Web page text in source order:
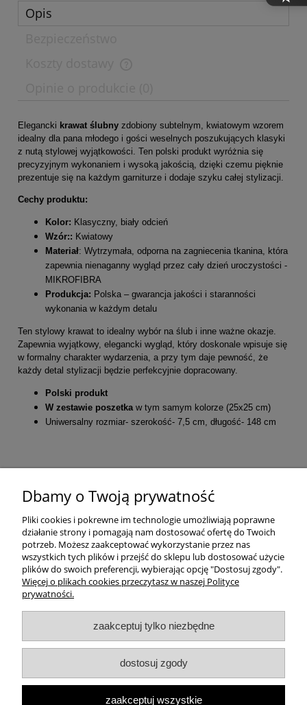
Opis
Elegancki krawat ślubny zdobiony subtelnym, kwiatowym wzorem
idealny dla pana młodego i gości weselnych poszukujących klasyki
z nutą stylowej wyjątkowości. Ten polski produkt wyróżnia się
precyzyjnym wykonaniem i wysoką jakością, dzięki czemu pięknie
prezentuje się na każdym garniturze i dodaje szyku całej stylizacji.
Cechy produktu:
Kolor: Klasyczny, biały odcień
Wzór:: Kwiatowy
Materiał: Wytrzymała, odporna na zagniecenia tkanina, która
zapewnia nienaganny wygląd przez cały dzień uroczystości -
MIKROFIBRA
Produkcja: Polska – gwarancja jakości i staranności
wykonania w każdym detalu
Ten stylowy krawat to idealny wybór na ślub i inne ważne okazje.
Zapewnia wyjątkowy, elegancki wygląd, który doskonale wpisuje się
w formalny charakter wydarzenia, a przy tym daje pewność, że
każdy detal stylizacji będzie perfekcyjnie dopracowany.
Polski produkt
W zestawie poszetka w tym samym kolorze (25x25 cm)
Uniwersalny rozmiar- szerokość- 7,5 cm, długość- 148 cm
Pomoc
Moje konto
Płatności i dostawa
Dbamy o Twoją prywatność
Pliki cookies i pokrewne im technologie umożliwiają poprawne
działanie strony i pomagają nam dostosować ofertę do Twoich
potrzeb. Możesz zaakceptować wykorzystanie przez nas
wszystkich tych plików i przejść do sklepu lub dostosować użycie
plików do swoich preferencji, wybierając opcję "Dostosuj zgody".
Więcej o plikach cookies przeczytasz w naszej Polityce
prywatności.
zaakceptuj tylko niezbędne
dostosuj zgody
zaakceptuj wszystkie